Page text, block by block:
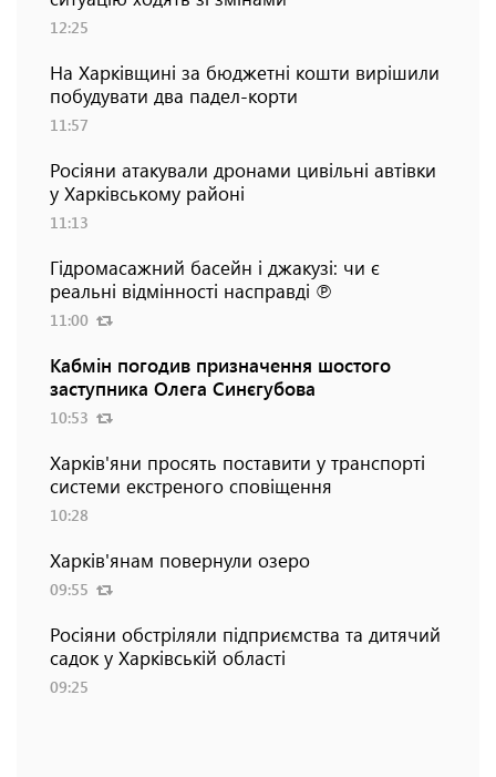
12:25
На Харківщині за бюджетні кошти вирішили
побудувати два падел-корти
11:57
Росіяни атакували дронами цивільні автівки
у Харківському районі
11:13
Гідромасажний басейн і джакузі: чи є
реальні відмінності насправді ℗
11:00
Кабмін погодив призначення шостого
заступника Олега Синєгубова
10:53
Харків'яни просять поставити у транспорті
системи екстреного сповіщення
10:28
Харків'янам повернули озеро
09:55
Росіяни обстріляли підприємства та дитячий
садок у Харківській області
09:25